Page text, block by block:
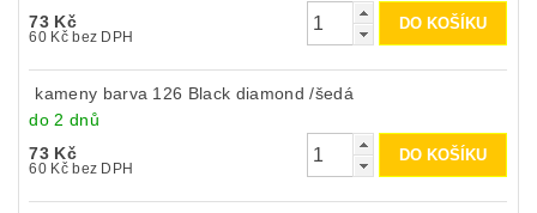
73 Kč
60 Kč bez DPH
kameny barva 126 Black diamond /šedá
do 2 dnů
73 Kč
60 Kč bez DPH